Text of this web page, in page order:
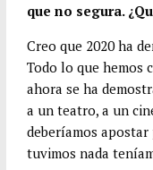
que no segura.
Creo que 2020 ha
Todo lo que hemos
ahora se ha
a un teatro, a un
deberíamos
tuvimos nada